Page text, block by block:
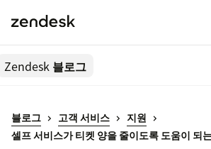
Zendesk 블로그
블로그 고객 서비스
지원
셀프 서비스가 티켓 양을 줄이도록 도움이 되